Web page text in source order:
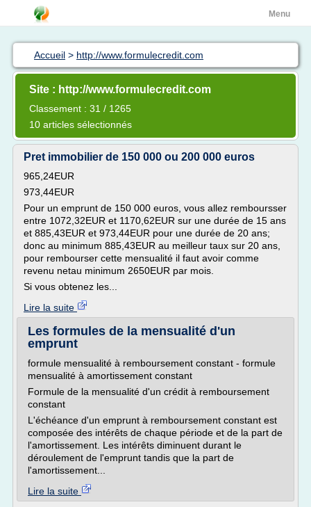
Menu
Accueil > http://www.formulecredit.com
Site : http://www.formulecredit.com
Classement : 31 / 1265
10 articles sélectionnés
Pret immobilier de 150 000 ou 200 000 euros
965,24EUR
973,44EUR
Pour un emprunt de 150 000 euros, vous allez remboursser
entre 1072,32EUR et 1170,62EUR sur une durée de 15 ans
et 885,43EUR et 973,44EUR pour une durée de 20 ans;
donc au minimum 885,43EUR au meilleur taux sur 20 ans,
pour rembourser cette mensualité il faut avoir comme
revenu netau minimum 2650EUR par mois.
Si vous obtenez les...
Lire la suite
Les formules de la mensualité d'un
emprunt
formule mensualité à remboursement constant - formule
mensualité à amortissement constant
Formule de la mensualité d'un crédit à remboursement
constant
L'échéance d'un emprunt à remboursement constant est
composée des intérêts de chaque période et de la part de
l'amortissement. Les intérêts diminuent durant le
déroulement de l'emprunt tandis que la part de
l'amortissement...
Lire la suite